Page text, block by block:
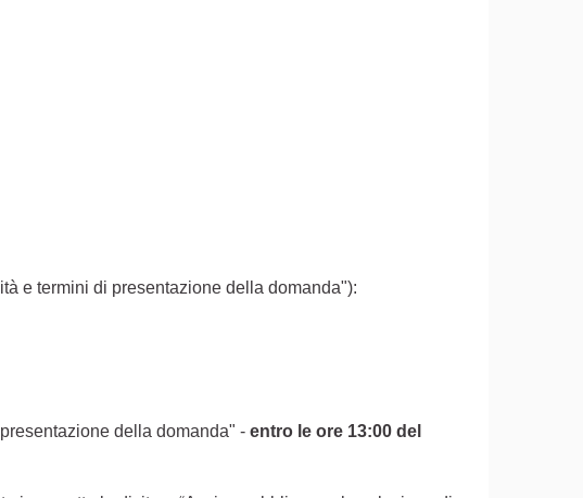
e termini di presentazione della domanda"):
della domanda" - entro le ore 13:00 del